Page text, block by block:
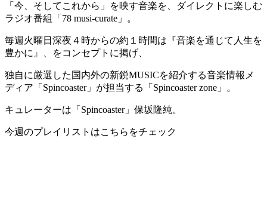
「今、そしてこれから」を映す音楽を、ダイレクトに楽しむ
ラジオ番組「78 musi-curate」。
毎週火曜日深夜４時からの約１時間は『音楽を通じて人生を
豊かに』、をコンセプトに掲げ、
独自に厳選した国内外の新鋭MUSICを紹介する音楽情報メ
ディア「Spincoaster」が担当する「Spincoaster zone」。
キュレーターは「Spincoaster」保坂隆純。
今週のプレイリストはこちらをチェック